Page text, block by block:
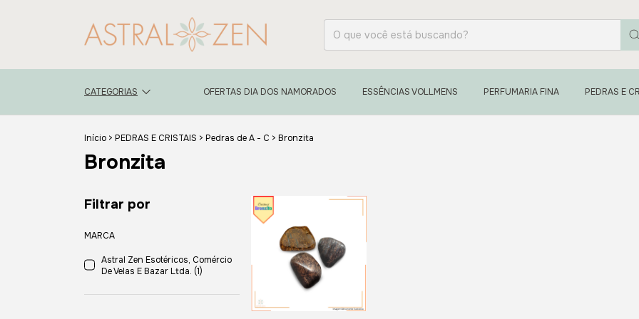
CATEGORIAS OFERTAS DIA DOS NAMORADOS ESSÊNCIAS VOLLMENS PERFUMARIA FINA PEDRAS E
Início > PEDRAS E CRISTAIS > Pedras de A - C > Bronzita
Bronzita
Filtrar por
MARCA
Astral Zen Esotéricos, Comércio
De Velas E Bazar Ltda. (1)